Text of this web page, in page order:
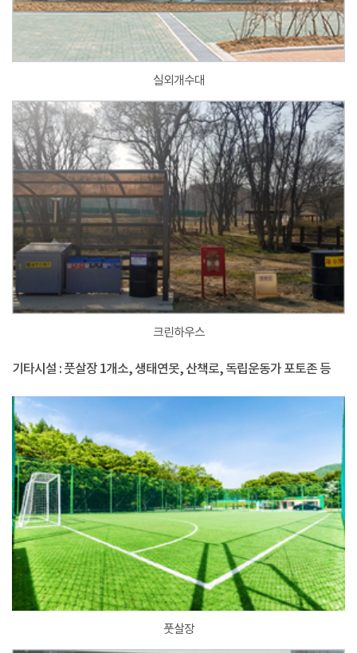
실외개수대
크린하우스
기타시설 : 풋살장 1개소, 생태연못, 산책로, 독립운동가 포토존 등
풋살장